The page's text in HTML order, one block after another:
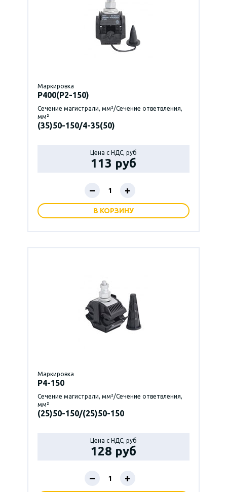
Маркировка
P400(Р2-150)
Сечение магистрали, мм²/Сечение ответвления,
мм²
(35)50-150/4-35(50)
Цена с НДС, руб
113 руб
– +
В КОРЗИНУ
Маркировка
P4-150
Сечение магистрали, мм²/Сечение ответвления,
мм²
(25)50-150/(25)50-150
Цена с НДС, руб
128 руб
– +